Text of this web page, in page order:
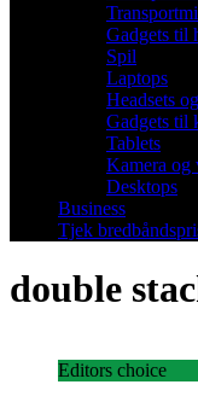
Gadgets til
Spil
Laptops
Headsets
Gadgets til
Tablets
Kamera og
Desktops
Business
Tjek
double
Editors choice